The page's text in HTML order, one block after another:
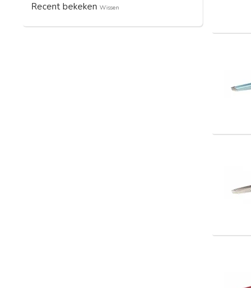
Recent bekeken Wissen